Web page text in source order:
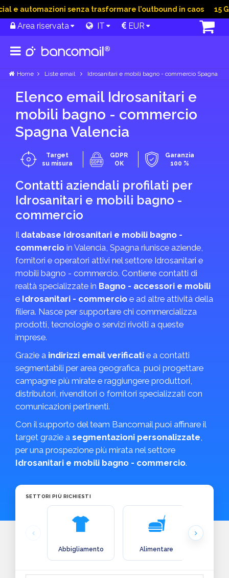
automazioni senza trasformare l’outbound in caos 15 Giu
Area riservata IT EUR
Home Liste email Idrosanitari e mobili bagno - commercio Spagna
Elenco email Idrosanitari e
mobili bagno - commercio
Spagna Valencia
Target
su misura
GDPR
OK
Garanzia
100 %
Contatti aziendali profilati per
Idrosanitari e mobili bagno -
commercio
Il database Idrosanitari e mobili bagno -
commercio in Valencia, Spagna riunisce aziende,
fornitori e operatori attivi nel settore Idrosanitari e
mobili bagno - commercio. Contiene contatti di
realtà specializzate in Bagno - accessori e mobili
e Idrosanitari - commercio e ad altre attività della
filiera. Nasce per supportare chi commercializza
prodotti, tecnologie o servizi rivolti a queste
imprese.
Grazie a indirizzi email verificati e a contatti
segmentabili per area geografica, puoi progettare
campagne più mirate e raggiungere produttori,
distributori, rivenditori o fornitori specializzati con
comunicazioni pertinenti.
Con il supporto del team Bancomail puoi affinare il
target grazie a segmentazioni personalizzate,
per una prospezione più mirata nel settore
Idrosanitari e mobili bagno - commercio.
SETTORI PIÙ RICHIESTI
Abbigliamento Alimentare